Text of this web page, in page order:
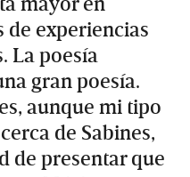
de experiencias
La poesía
gran poesía.
aunque mi tipo
de Sabines,
de presentar que